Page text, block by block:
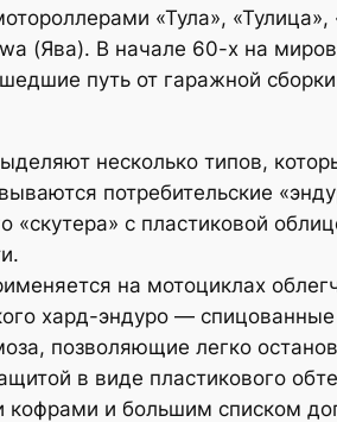
«Тула»,
(Ява). В начале 60-х на
путь от гаражной
несколько типов,
потребительские
«скутера» с пластиковой
на мотоциклах
хард-эндуро —
позволяющие легко
в виде пластикового
и большим списком